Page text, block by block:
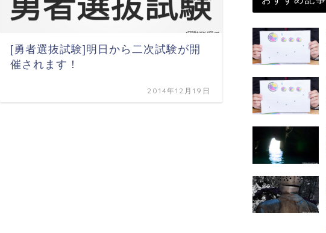
[勇者選抜試験]明日から二次試験が開
催されます！
2014年12月19日